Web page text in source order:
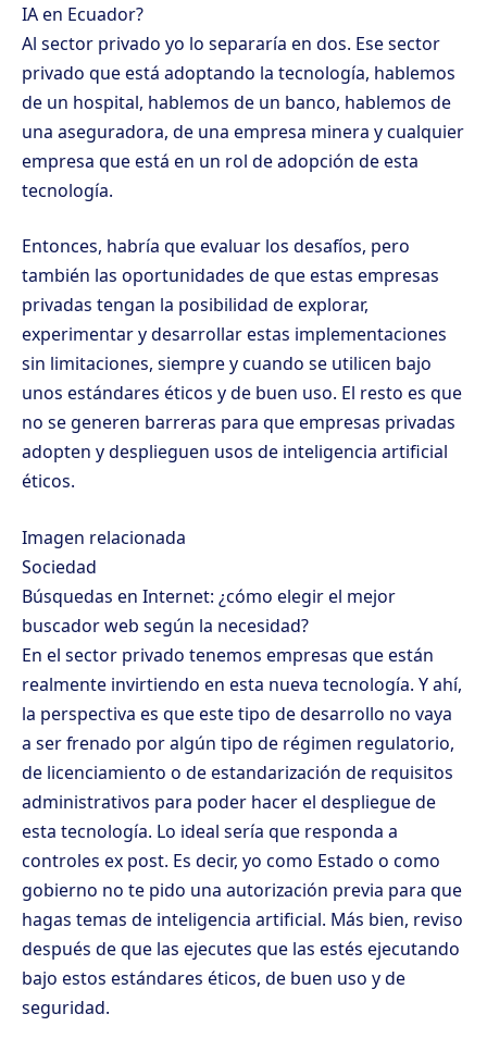
IA en Ecuador?
Al sector privado yo lo separaría en dos. Ese sector
privado que está adoptando la tecnología, hablemos
de un hospital, hablemos de un banco, hablemos de
una aseguradora, de una empresa minera y cualquier
empresa que está en un rol de adopción de esta
tecnología.
Entonces, habría que evaluar los desafíos, pero
también las oportunidades de que estas empresas
privadas tengan la posibilidad de explorar,
experimentar y desarrollar estas implementaciones
sin limitaciones, siempre y cuando se utilicen bajo
unos estándares éticos y de buen uso. El resto es que
no se generen barreras para que empresas privadas
adopten y desplieguen usos de inteligencia artificial
éticos.
Imagen relacionada
Sociedad
Búsquedas en Internet: ¿cómo elegir el mejor
buscador web según la necesidad?
En el sector privado tenemos empresas que están
realmente invirtiendo en esta nueva tecnología. Y ahí,
la perspectiva es que este tipo de desarrollo no vaya
a ser frenado por algún tipo de régimen regulatorio,
de licenciamiento o de estandarización de requisitos
administrativos para poder hacer el despliegue de
esta tecnología. Lo ideal sería que responda a
controles ex post. Es decir, yo como Estado o como
gobierno no te pido una autorización previa para que
hagas temas de inteligencia artificial. Más bien, reviso
después de que las ejecutes que las estés ejecutando
bajo estos estándares éticos, de buen uso y de
seguridad.